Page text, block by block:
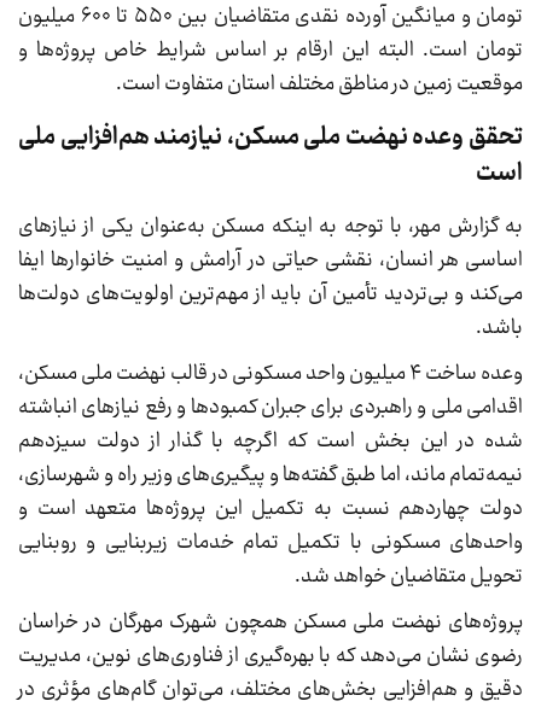
تومان و میانگین آورده نقدی متقاضیان بین ۵۵۰ تا ۶۰۰ میلیون
تومان است. البته این ارقام بر اساس شرایط خاص پروژه‌ها و
موقعیت زمین در مناطق مختلف استان متفاوت است.
تحقق وعده نهضت ملی مسکن، نیازمند هم‌افزایی ملی
است
به گزارش مهر، با توجه به اینکه مسکن به‌عنوان یکی از نیازهای
اساسی هر انسان، نقشی حیاتی در آرامش و امنیت خانوارها ایفا
می‌کند و بی‌تردید تأمین آن باید از مهم‌ترین اولویت‌های دولت‌ها
باشد.
وعده ساخت ۴ میلیون واحد مسکونی در قالب نهضت ملی مسکن،
اقدامی ملی و راهبردی برای جبران کمبودها و رفع نیازهای انباشته
شده در این بخش است که اگرچه با گذار از دولت سیزدهم
نیمه‌تمام ماند، اما طبق گفته‌ها و پیگیری‌های وزیر راه و شهرسازی،
دولت چهاردهم نسبت به تکمیل این پروژه‌ها متعهد است و
واحدهای مسکونی با تکمیل تمام خدمات زیربنایی و روبنایی
تحویل متقاضیان خواهد شد.
پروژه‌های نهضت ملی مسکن همچون شهرک مهرگان در خراسان
رضوی نشان می‌دهد که با بهره‌گیری از فناوری‌های نوین، مدیریت
دقیق و هم‌افزایی بخش‌های مختلف، می‌توان گام‌های مؤثری در